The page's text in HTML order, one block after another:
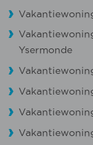
Ysermonde